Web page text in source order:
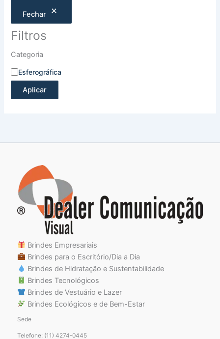
Fechar
Filtros
Categoria
Esferográfica
Aplicar
Brindes Empresariais
Brindes para o Escritório/Dia a Dia
Brindes de Hidratação e Sustentabilidade
Brindes Tecnológicos
Brindes de Vestuário e Lazer
Brindes Ecológicos e de Bem-Estar
Sede
Telefone: (11) 4274-0445